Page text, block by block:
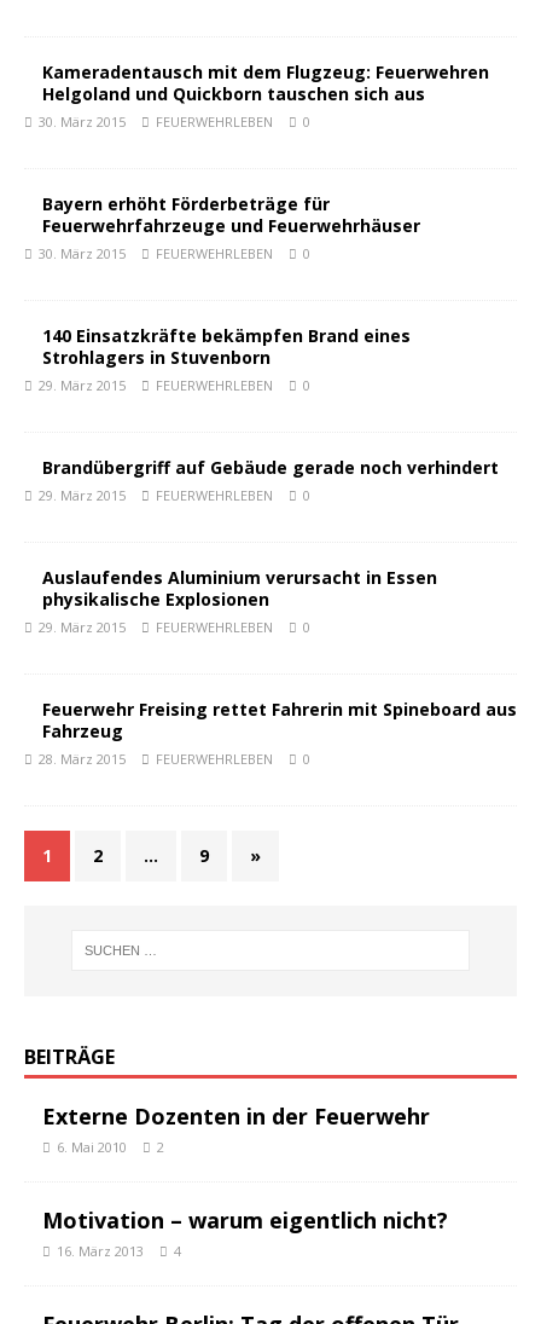
Kameradentausch mit dem Flugzeug: Feuerwehren
Helgoland und Quickborn tauschen sich aus
30. März 2015 FEUERWEHRLEBEN 0
Bayern erhöht Förderbeträge für
Feuerwehrfahrzeuge und Feuerwehrhäuser
30. März 2015 FEUERWEHRLEBEN 0
140 Einsatzkräfte bekämpfen Brand eines
Strohlagers in Stuvenborn
29. März 2015 FEUERWEHRLEBEN 0
Brandübergriff auf Gebäude gerade noch verhindert
29. März 2015 FEUERWEHRLEBEN 0
Auslaufendes Aluminium verursacht in Essen
physikalische Explosionen
29. März 2015 FEUERWEHRLEBEN 0
Feuerwehr Freising rettet Fahrerin mit Spineboard aus
Fahrzeug
28. März 2015 FEUERWEHRLEBEN 0
1 2 … 9 »
BEITRÄGE
Externe Dozenten in der Feuerwehr
6. Mai 2010 2
Motivation – warum eigentlich nicht?
16. März 2013 4